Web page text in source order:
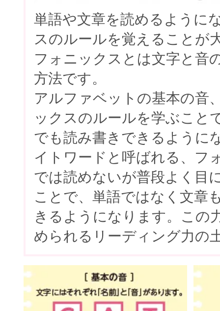
単語や文章を読めるように
スのルールを覚えることが
フォニックスとは文字と音
方法です。
アルファベットの基本の音
ックスのルールを学ぶこと
でも読み書きできるように
イトワードと呼ばれる、フ
では読めないが普段よく目
ことで、単語ではなく文章
きるようになります。この
められるリーディング力の